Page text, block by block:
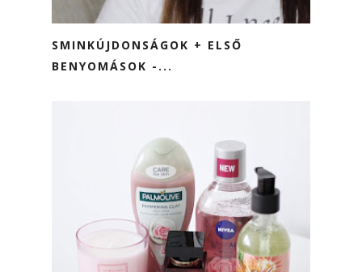
SMINKÚJDONSÁGOK + ELSŐ
BENYOMÁSOK -...